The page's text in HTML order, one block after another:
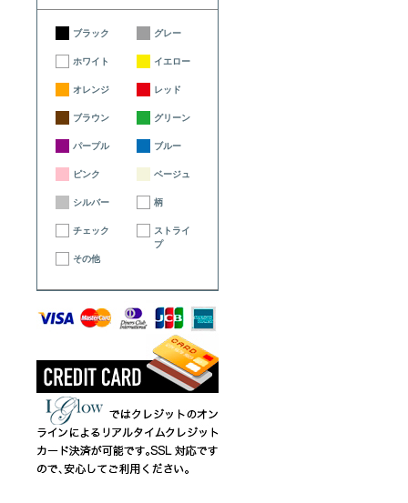
ブラック グレー
ホワイト イエロー
オレンジ レッド
ブラウン グリーン
パープル ブルー
ピンク ベージュ
シルバー 柄
チェック
ストライ
プ
その他